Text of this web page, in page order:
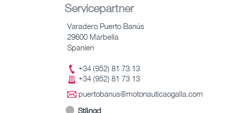
Servicepartner
Varadero Puerto Banús
29600 Marbella
Spanien
+34 (952) 81 73 13
+34 (952) 81 73 13
puertobanus@motonauticaogalla.com
Stängd